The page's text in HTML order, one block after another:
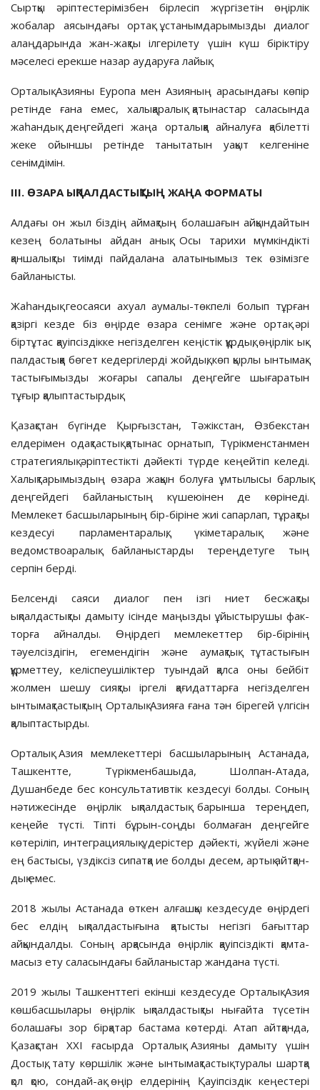
Сыртқы әріптестерімізбен бір­лесіп жүргізетін өңірлік
жобалар аясындағы ортақ ұстанымдарымызды диалог
алаңдарында жан-жақты ілге­рілету үшін күш біріктіру
мәселесі ерекше назар аударуға лайық.
Орталық Азияны Еуропа мен Азияның арасындағы көпір
ретінде ғана емес, халықаралық қатынастар саласында
жаһандық деңгейдегі жаңа орталыққа айналуға қабілетті
жеке ойыншы ретінде танытатын уақыт келгеніне
сенімдімін.
III. ӨЗАРА ЫҚПАЛДАСТЫҚТЫҢ ЖАҢА ФОРМАТЫ
Алдағы он жыл біздің аймақтың болашағын айқындайтын
кезең болатыны айдан анық. Осы тарихи мүмкіндікті
қаншалықты тиімді пайдалана алатынымыз тек өзімізге
байланысты.
Жаһандық геосаяси ахуал аумалы-төкпелі болып тұрған
қазіргі кезде біз өңірде өзара сенімге және ор­тақ әрі
біртұтас қауіпсіздікке негіз­дел­ген кеңістік құрдық, өңірлік ық­­
пал­дастыққа бөгет кедер­гі­лерді жойдық, көп қырлы ын­ты­мақ­
тастығымызды жоғары сапалы деңгейге шығаратын
тұғыр қалыптастырдық.
Қазақстан бүгінде Қырғызстан, Тәжік­стан, Өзбекстан
елдерімен одақ­тастық қатынас орнатып, Түрік­­менстанмен
стратегиялық әріп­тестікті дәйекті түрде кеңейтіп келеді.
Ха­лық­тарымыздың өзара жа­қын бо­луға ұмтылысы бар­лық
деңгейдегі бай­ланыстың кү­шеюі­нен де көрінеді.
Мемлекет бас­шыларының бір-бірі­не жиі сапарлап, тұрақты
кездесуі парла­ментаралық, үкімет­аралық және
ведомствоаралық байланыстарды тереңдетуге тың
серпін берді.
Белсенді саяси диалог пен ізгі ниет бесжақты
ықпалдастықты дамы­ту ісінде маңызды ұйыстырушы фак­
торға айналды. Өңірдегі мемлекеттер бір-бірінің
тәуелсіздігін, егемендігін және аумақтық тұтастығын
құрмет­теу, келіспеушіліктер туындай қалса оны бейбіт
жолмен шешу сияқты іргелі қағидаттарға негізделген
ынты­мақтастықтың Орталық Азияға ғана тән бірегей үлгісін
қалыптастырды.
Орталық Азия мемлекеттері бас­шы­ларының Астанада,
Ташкентте, Түрікменбашыда, Шолпан-Атада,
Душанбеде бес консультативтік кез­десуі болды. Соның
нәтижесінде өңір­лік ықпалдастық барынша те­рең­­деп,
кеңейе түсті. Тіпті бұрын-соң­­ды бол­маған деңгейге
көтеріліп, инте­г­ра­­циялық үдерістер дәйекті, жүйелі және
ең бастысы, үздіксіз си­патқа ие болды десем, артық айтқан­
дық емес.
2018 жылы Астанада өткен ал­ғашқы кездесуде өңірдегі
бес елдің ықпал­дастығына қатысты негізгі ба­ғыт­тар
айқындалды. Соның арқа­сын­да өңірлік қауіпсіздікті қамта­
масыз ету саласындағы байланыстар жандана түсті.
2019 жылы Ташкенттегі екін­ші кездесуде Орталық Азия
көш­басшылары өңірлік ықпалдас­тық­ты нығайта түсетін
болашағы зор бірқатар бастама көтерді. Атап айт­қанда,
Қазақстан ХХІ ғасыр­да Ор­талық Азияны дамыту үшін
Достық, тату көршілік және ынтымақтастық туралы шартқа
қол қою, сондай-ақ өңір елдерінің Қауіпсіздік кеңес­тері